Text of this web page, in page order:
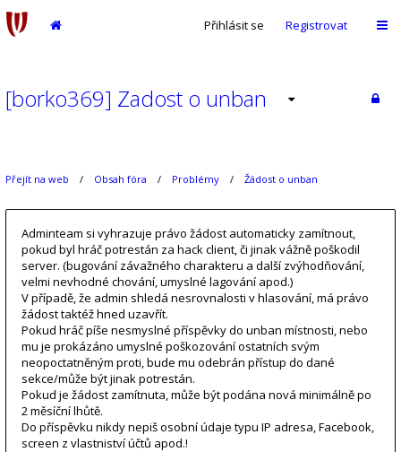
Přihlásit se Registrovat
[borko369] Zadost o unban
Přejít na web Obsah fóra Problémy Žádost o unban
Adminteam si vyhrazuje právo žádost automaticky zamítnout,
pokud byl hráč potrestán za hack client, či jinak vážně poškodil
server. (bugování závažného charakteru a další zvýhodňování,
velmi nevhodné chování, umyslné lagování apod.)
V případě, že admin shledá nesrovnalosti v hlasování, má právo
žádost taktéž hned uzavřít.
Pokud hráč píše nesmyslné příspěvky do unban místnosti, nebo
mu je prokázáno umyslné poškozování ostatních svým
neopoctatněným proti, bude mu odebrán přístup do dané
sekce/může být jinak potrestán.
Pokud je žádost zamítnuta, může být podána nová minimálně po
2 měsíční lhůtě.
Do příspěvku nikdy nepiš osobní údaje typu IP adresa, Facebook,
screen z vlastniství účtů apod.!